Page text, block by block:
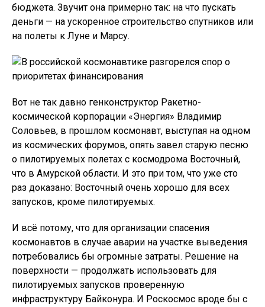
бюджета. Звучит она примерно так: на что пускать
деньги — на ускоренное строительство спутников или
на полеты к Луне и Марсу.
Вот не так давно генконструктор Ракетно-
космической корпорации «Энергия» Владимир
Соловьев, в прошлом космонавт, выступая на одном
из космических форумов, опять завел старую песню
о пилотируемых полетах с космодрома Восточный,
что в Амурской области. И это при том, что уже сто
раз доказано: Восточный очень хорошо для всех
запусков, кроме пилотируемых.
И всё потому, что для организации спасения
космонавтов в случае аварии на участке выведения
потребовались бы огромные затраты. Решение на
поверхности — продолжать использовать для
пилотируемых запусков проверенную
инфраструктуру Байконура. И Роскосмос вроде бы с